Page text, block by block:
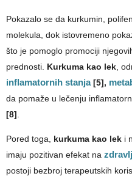
Pokazalo se da kurkumin,
molekula, dok istovremeno
što je pomoglo promociji
prednosti. Kurkuma kao lek ,
inflamatornih stanja [5],
da pomaže u lečenju
[8]
Pored toga, kurkuma kao lek i
imaju pozitivan efekat na
postoji bezbroj terapeutskih